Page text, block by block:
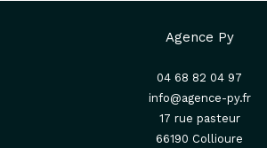
Agence Py
04 68 82 04 97
info@agence-py.fr
17 rue pasteur
66190
collioure